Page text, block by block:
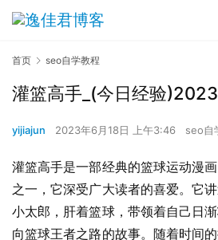
首页 seo自学教程
灌篮高手_(今日经验
yijiajun 2023年6月18日 上午3:46 seo自
灌篮高手是一部经典的篮球运动漫
之一，它深受广大读者的喜爱。它
小太郎，肝着篮球，带领着自己日
向篮球王者之路的故事。随着时间